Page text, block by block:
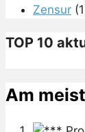
Zensur
TOP 10
Am